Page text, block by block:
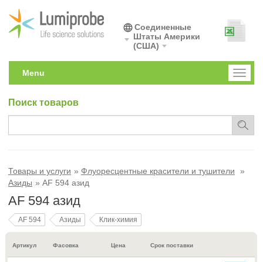
Соединенные
Штаты Америки
(США)
Toggle
Menu
Поиск товаров
Товары и услуги
Флуоресцентные красители и тушители
Азиды
AF 594 азид
AF 594 азид
AF 594 Азиды Клик-химия
Артикул Фасовка Цена Срок поставки